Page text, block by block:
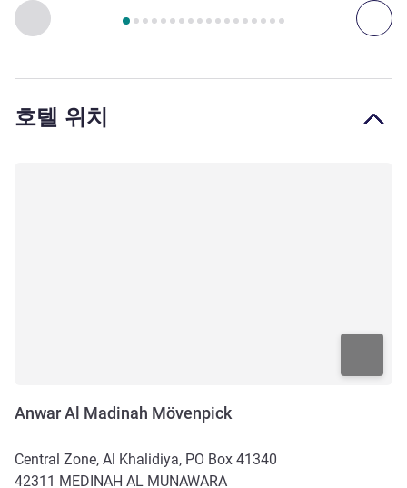
이전 - 객실 다
18 페이지 , 객실 1 : CLASSIC COMFORT 1 King bed Tower
호텔 위치
Anwar Al Madinah Mövenpick
Central Zone, Al Khalidiya, PO Box 41340
42311 MEDINAH AL MUNAWARA